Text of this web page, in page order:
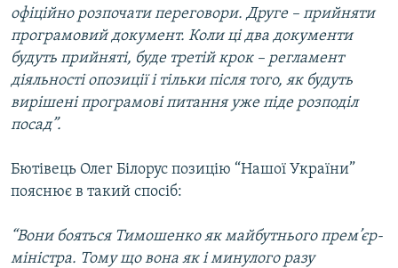
офіційно розпочати переговори. Друге – прийняти
програмовий документ. Коли ці два документи
будуть прийняті, буде третій крок – регламент
діяльності опозиції і тільки після того, як будуть
вирішені програмові питання уже піде розподіл
посад”.
Бютівець Олег Білорус позицію “Нашої України”
пояснює в такий спосіб:
“Вони бояться Тимошенко як майбутнього прем’єр-
міністра. Тому що вона як і минулого разу